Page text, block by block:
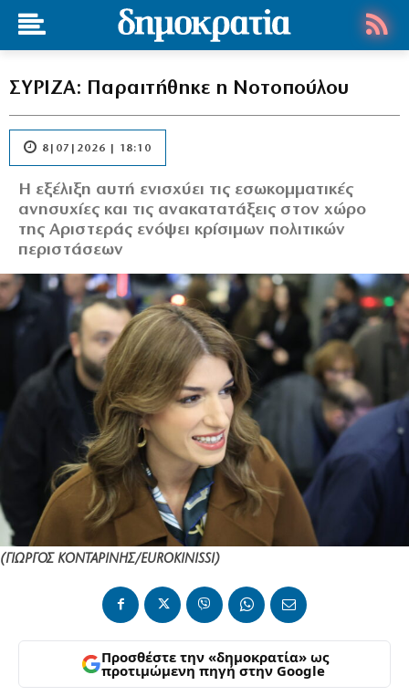
ΣΥΡΙΖΑ: Παραιτήθηκε η Νοτοπούλου
8|07|2026 | 18:10
Η εξέλιξη αυτή ενισχύει τις εσωκομματικές
ανησυχίες και τις ανακατατάξεις στον χώρο
της Αριστεράς ενόψει κρίσιμων πολιτικών
περιστάσεων
(ΓΙΩΡΓΟΣ ΚΟΝΤΑΡΙΝΗΣ/EUROKINISSI)
Προσθέστε την «δημοκρατία» ως
προτιμώμενη πηγή στην Google